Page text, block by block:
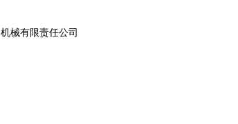
械有限责任公司